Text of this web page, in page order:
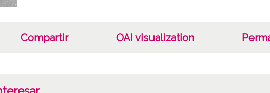
Compartir OAI visualization